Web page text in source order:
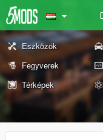
Eszközök
Fegyverek
Térképek